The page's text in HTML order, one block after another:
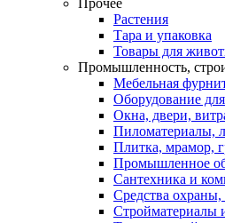
Прочее
Растения
Тара и упаковка
Товары для
Промышленность,
Мебельная
Оборудование
Окна, двери,
Пиломатериалы,
Плитка, мрамор,
Промышленное
Сантехника и
Средства
Стройматериалы